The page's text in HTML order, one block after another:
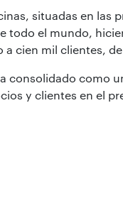
situadas en
todo el mundo,
a cien mil clientes,
consolidado como
y clientes en el